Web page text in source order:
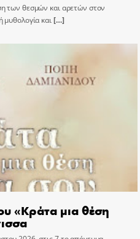
των θεσμών και αρετών στον
μυθολογία και[…]
«Κράτα μια θέση